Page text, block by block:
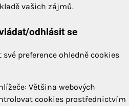
vašich zájmů.
odhlásit se
preference ohledně cookies
Většina webových
cookies prostřednictvím